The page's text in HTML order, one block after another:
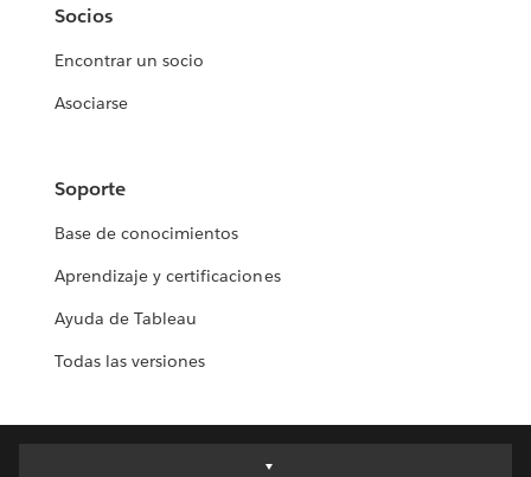
Socios
Encontrar un socio
Asociarse
Soporte
Base de conocimientos
Aprendizaje y certificaciones
Ayuda de Tableau
Todas las versiones
Deutsch